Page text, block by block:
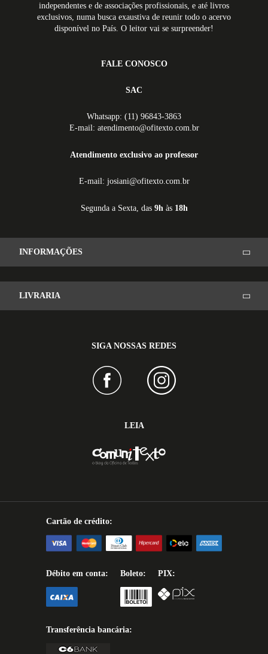
independentes e de associações profissionais, e até livros
exclusivos, numa busca exaustiva de reunir todo o acervo
disponível no País. O leitor vai se surpreender!
FALE CONOSCO
SAC
Whatsapp: (11) 96843-3863
E-mail: atendimento@ofitexto.com.br
Atendimento exclusivo ao professor
E-mail: josiani@ofitexto.com.br
Segunda a Sexta, das 9hàs 18h
INFORMAÇÕES
LIVRARIA
SIGA NOSSAS REDES
LEIA
Cartão de crédito:
Débito em conta: Boleto: PIX:
Transferência bancária: